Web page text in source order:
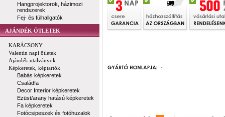
Hangprojektorok, házimozi
rendszerek
Fej- és fülhallgatók
AJÁNDÉK ÖTLETEK
KARÁCSONY
Valentin napi ötletek
Ajándék utalványok
Képkeretek, képtartók
Babás képkeretek
Családfa
Decor Interior képkeretek
Ezüst/arany hatású képkeretek
Fa képkeretek
Fotócsipeszek és fotóhuzalok
-